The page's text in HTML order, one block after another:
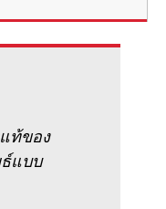
ท้ของ
แบบ